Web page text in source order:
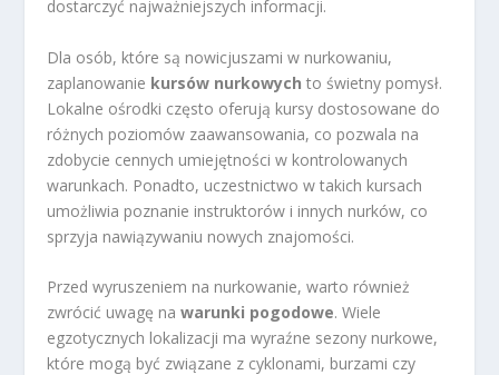
dostarczyć najważniejszych informacji.
Dla osób, które są nowicjuszami w nurkowaniu,
zaplanowanie kursów nurkowych to świetny pomysł.
Lokalne ośrodki często oferują kursy dostosowane do
różnych poziomów zaawansowania, co pozwala na
zdobycie cennych umiejętności w kontrolowanych
warunkach. Ponadto, uczestnictwo w takich kursach
umożliwia poznanie instruktorów i innych nurków, co
sprzyja nawiązywaniu nowych znajomości.
Przed wyruszeniem na nurkowanie, warto również
zwrócić uwagę nawarunki pogodowe. Wiele
egzotycznych lokalizacji ma wyraźne sezony nurkowe,
które mogą być związane z cyklonami, burzami czy